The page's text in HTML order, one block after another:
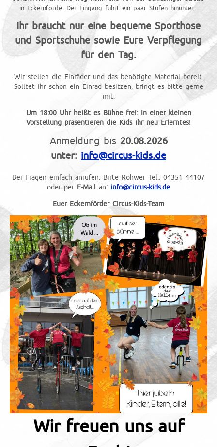
in Eckernförde. Der Eingang führt ein paar Stufen hinunter.
Ihr braucht nur eine bequeme Sporthose
und Sportschuhe sowie Eure Verpflegung
für den Tag.
Wir stellen die Einräder und das benötigte Material bereit.
Solltet Ihr schon ein Einrad besitzen, bringt es bitte gerne
mit.
Um 18:00 Uhr heißt es Bühne frei: In einer kleinen
Vorstellung präsentieren die Kids ihr neu Erlerntes!
Anmeldung bis 20.08.2026
unter: info@circus-kids.de
Bei Fragen einfach anrufen: Birte Rohwer Tel.: 04351 44107
oder per E-Mail an: info@circus-kids.de
Euer Eckernförder Circus-Kids-Team
Wir freuen uns auf